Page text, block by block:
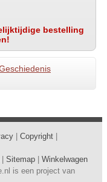
bestelling
Copyright
Sitemap
Winkelwagen
is een project van